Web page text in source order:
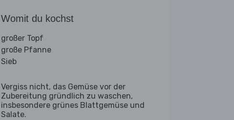
Womit du kochst
großer Topf
große Pfanne
Sieb
Vergiss nicht, das Gemüse vor der
Zubereitung gründlich zu waschen,
insbesondere grünes Blattgemüse und
Salate.